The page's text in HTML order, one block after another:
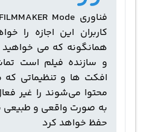
کاربران این اجازه را
همانگونه که می خواهید
و سازنده فیلم است
افکت ها و تنظیماتی
محتوا می‌شوند را غیر
به صورت واقعی و طبیعی
حفظ خواهد کرد